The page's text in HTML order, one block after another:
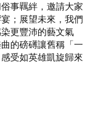
事羈絆，邀請大家
；展望未來，我們
更豐沛的藝文氣
的磅礡讓舊稱「一
受如英雄凱旋歸來